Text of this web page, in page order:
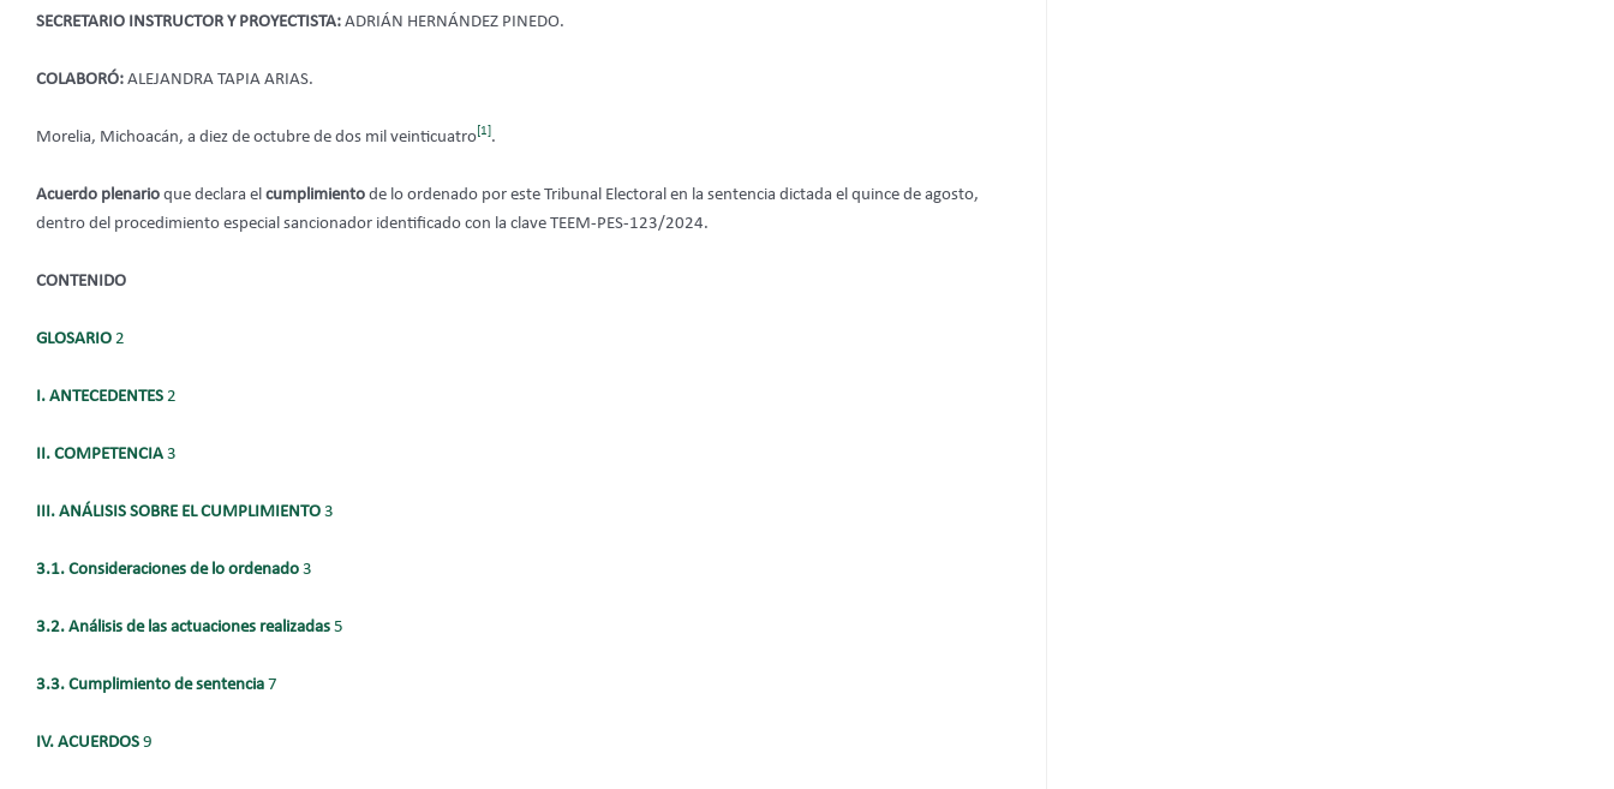
SECRETARIO INSTRUCTOR Y PROYECTISTA: ADRIÁN HERNÁNDEZ PINEDO.
COLABORÓ: ALEJANDRA TAPIA ARIAS.
Morelia, Michoacán, a diez de octubre de dos mil veinticuatro [1] .
Acuerdo plenario que declara el cumplimiento de lo ordenado por este Tribunal Electoral en la sentencia dictada el quince de agosto,
dentro del procedimiento especial sancionador identificado con la clave TEEM-PES-123/2024.
CONTENIDO
GLOSARIO 2
I. ANTECEDENTES 2
II. COMPETENCIA 3
III. ANÁLISIS SOBRE EL CUMPLIMIENTO 3
3.1. Consideraciones de lo ordenado 3
3.2. Análisis de las actuaciones realizadas 5
3.3. Cumplimiento de sentencia 7
IV. ACUERDOS 9